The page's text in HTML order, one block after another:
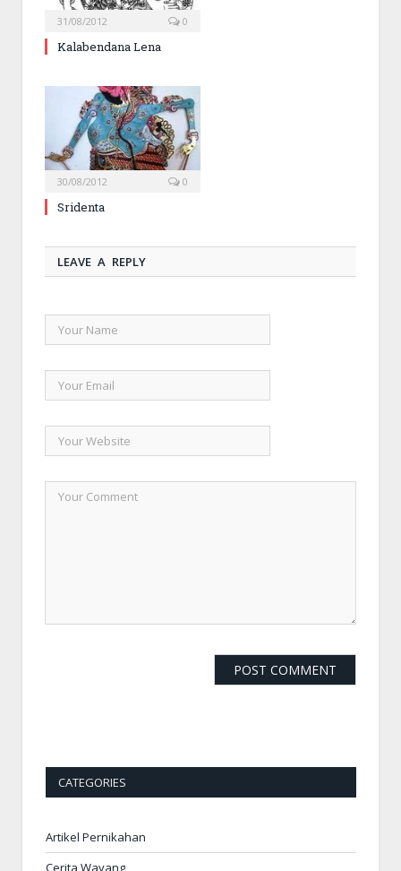
31/08/2012 0
Kalabendana Lena
30/08/2012 0
Sridenta
LEAVE A REPLY
CATEGORIES
Artikel Pernikahan
Cerita Wayang